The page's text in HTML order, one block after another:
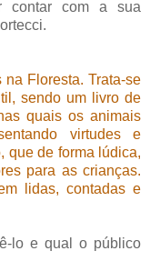
contar com a sua
Floresta. Trata-se
sendo um livro de
quais os animais
virtudes e
que de forma lúdica,
para as crianças.
lidas, contadas e
lo e qual o público